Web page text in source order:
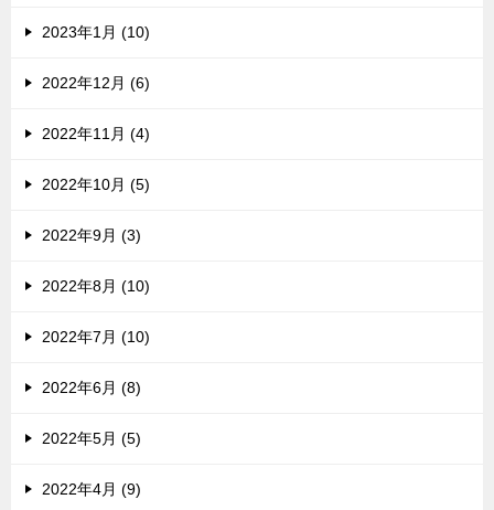
2023年1月 (10)
2022年12月 (6)
2022年11月 (4)
2022年10月 (5)
2022年9月 (3)
2022年8月 (10)
2022年7月 (10)
2022年6月 (8)
2022年5月 (5)
2022年4月 (9)